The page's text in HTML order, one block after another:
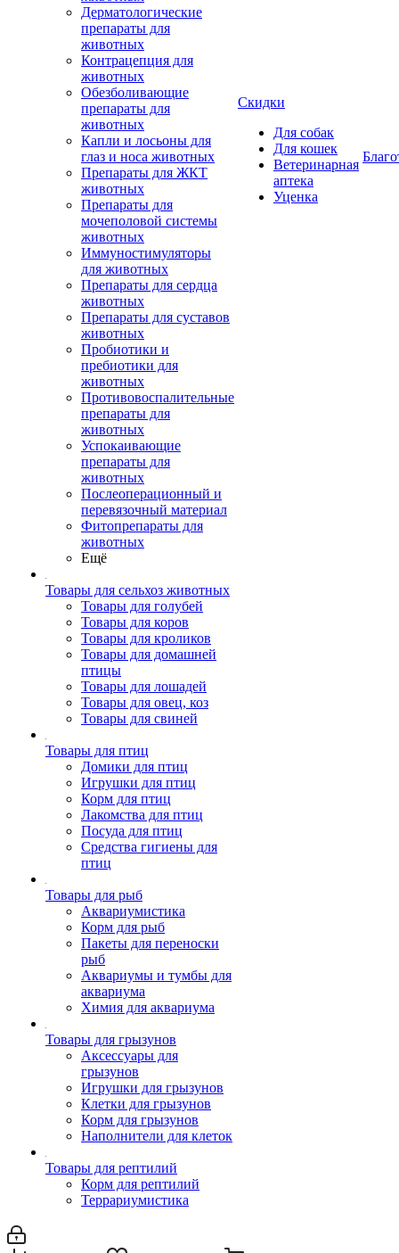
Дерматологические
препараты для
животных
Контрацепция для
животных
Обезболивающие
препараты для
животных
Капли и лосьоны для
глаз и носа животных
Препараты для ЖКТ
животных
Препараты для
мочеполовой системы
животных
Иммуностимуляторы
для животных
Препараты для сердца
животных
Препараты для суставов
животных
Пробиотики и
пребиотики для
животных
Противовоспалительные
препараты для
животных
Успокаивающие
препараты для
животных
Послеоперационный и
перевязочный материал
Фитопрепараты для
животных
Ещё
Товары для сельхоз животных
Товары для голубей
Товары для коров
Товары для кроликов
Товары для домашней
птицы
Товары для лошадей
Товары для овец, коз
Товары для свиней
Товары для птиц
Домики для птиц
Игрушки для птиц
Корм для птиц
Лакомства для птиц
Посуда для птиц
Средства гигиены для
птиц
Товары для рыб
Аквариумистика
Корм для рыб
Пакеты для переноски
рыб
Аквариумы и тумбы для
аквариума
Химия для аквариума
Товары для грызунов
Аксессуары для
грызунов
Игрушки для грызунов
Клетки для грызунов
Корм для грызунов
Наполнители для клеток
Товары для рептилий
Корм для рептилий
Террариумистика
Скидки
Для собак
Для кошек
Ветеринарная
аптека
Уценка